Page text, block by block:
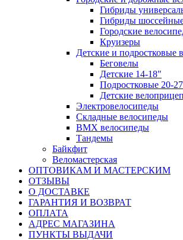
Гибриды
Гибриды
Городские
Круизеры
Детские и подростковые
Беговелы
Детские 14-18"
Подростковые 20-
Детские
Электровелосипеды
Складные велосипеды
BMX велосипеды
Тандемы
Байкфит
Веломастерская
ОПТОВИКАМ И МАСТЕРСКИМ
ОТЗЫВЫ
О ДОСТАВКЕ
ГАРАНТИЯ И ВОЗВРАТ
ОПЛАТА
АДРЕС МАГАЗИНА
ПУНКТЫ ВЫДАЧИ